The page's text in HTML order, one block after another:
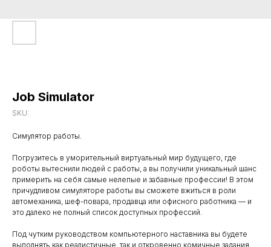
Job Simulator
SKU:
Симулятор работы.
Погрузитесь в уморительный виртуальный мир будущего, где
роботы вытеснили людей с работы, а вы получили уникальный шанс
примерить на себя самые нелепые и забавные профессии! В этом
причудливом симуляторе работы вы сможете вжиться в роли
автомеханика, шеф-повара, продавца или офисного работника — и
это далеко не полный список доступных профессий.
Под чутким руководством компьютерного наставника вы будете
выполнять как реалистичные, так и откровенно комичные задания,